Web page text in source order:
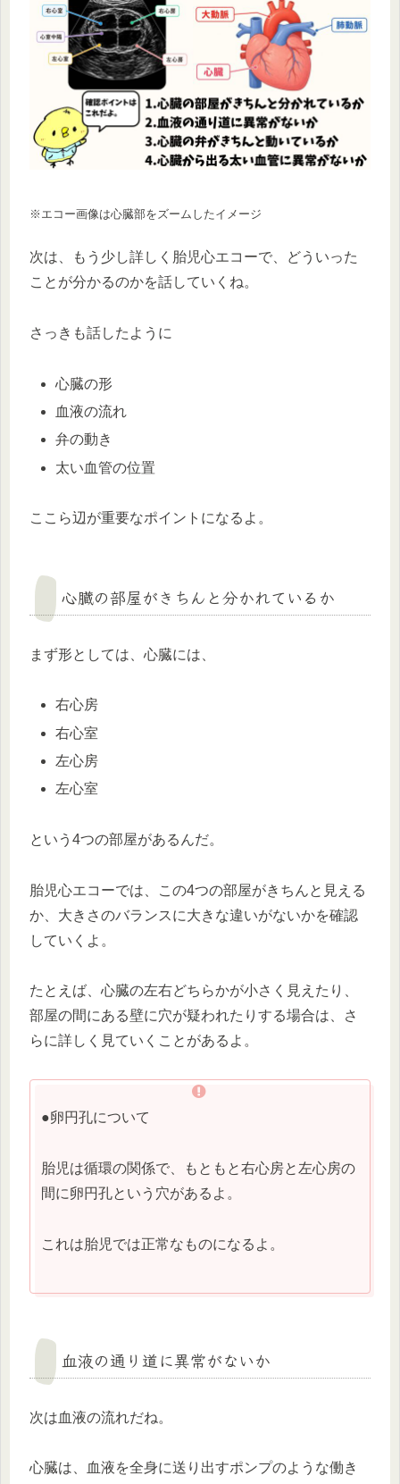
※エコー画像は心臓部をズームしたイメージ
次は、もう少し詳しく胎児心エコーで、どういった
ことが分かるのかを話していくね。
さっきも話したように
心臓の形
血液の流れ
弁の動き
太い血管の位置
ここら辺が重要なポイントになるよ。
心臓の部屋がきちんと分かれているか
まず形としては、心臓には、
右心房
右心室
左心房
左心室
という4つの部屋があるんだ。
胎児心エコーでは、この4つの部屋がきちんと見える
か、大きさのバランスに大きな違いがないかを確認
していくよ。
たとえば、心臓の左右どちらかが小さく見えたり、
部屋の間にある壁に穴が疑われたりする場合は、さ
らに詳しく見ていくことがあるよ。
●卵円孔について
胎児は循環の関係で、もともと右心房と左心房の
間に卵円孔という穴があるよ。
これは胎児では正常なものになるよ。
血液の通り道に異常がないか
次は血液の流れだね。
心臓は、血液を全身に送り出すポンプのような働き